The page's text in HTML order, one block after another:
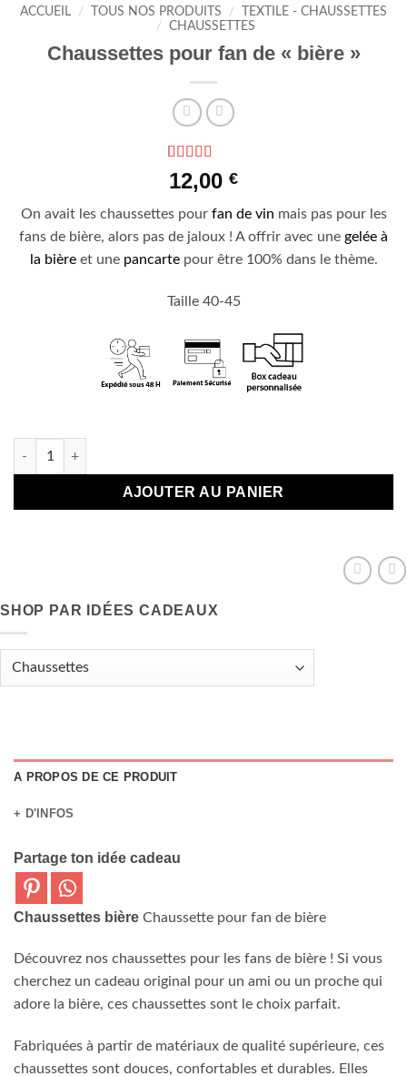
ACCUEIL / TOUS NOS PRODUITS /
TEXTILE - CHAUSSETTES
/
CHAUSSETTES
Chaussettes pour fan de « bière »
Noté 5sur 5
basé sur
1
client
12,00 €
On avait les chaussettes pour fan de vin mais pas pour les
fans de bière, alors pas de jaloux ! A offrir avec une gelée à
la bièreet une pancartepour être 100% dans le thème.
Taille 40-45
quantité de Chaussettes pour fan de "bière"
AJOUTER AU PANIER
SHOP PAR IDÉES CADEAUX
A PROPOS DE CE PRODUIT
+ D'INFOS
Partage ton idée cadeau
Chaussettes bière Chaussette pour fan de bière
Découvrez nos chaussettes pour les fans de bière ! Si vous
cherchez un cadeau original pour un ami ou un proche qui
adore la bière, ces chaussettes sont le choix parfait.
Fabriquées à partir de matériaux de qualité supérieure, ces
chaussettes sont douces, confortables et durables. Elles